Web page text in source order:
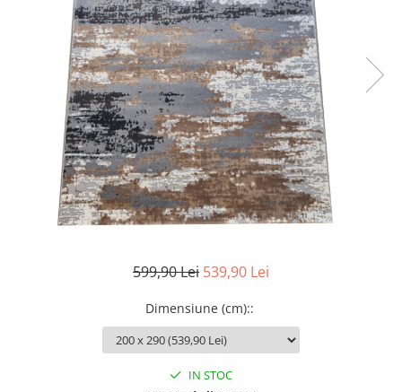
599,90 Lei 539,90 Lei
Dimensiune (cm)::
IN STOC